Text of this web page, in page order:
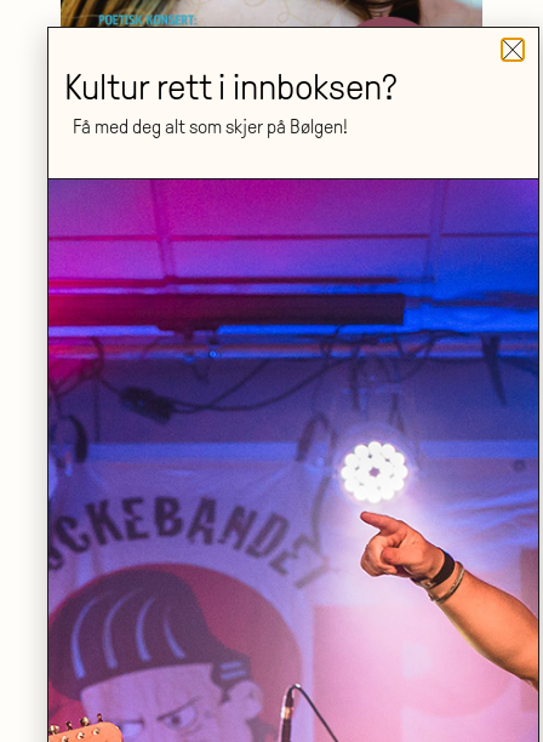
ONSDAG 23.09 • SANDEN SCENE
Poetisk konsert: Likevel synger de
LES MER
LØRDAG 19.09 STORSALEN
Nordiske klanger for blåsere
LES MER
Kultur rett i innboksen?
Få med deg alt som skjer på Bølgen!